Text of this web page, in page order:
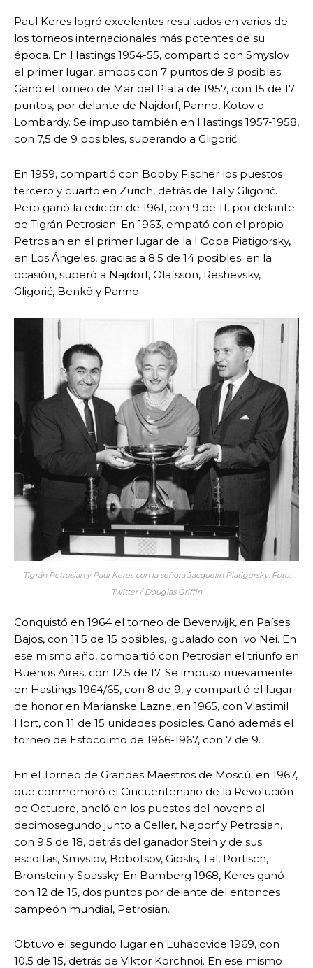
Paul Keres logró excelentes resultados en varios de
los torneos internacionales más potentes de su
época. En Hastings 1954-55, compartió con Smyslov
el primer lugar, ambos con 7 puntos de 9 posibles.
Ganó el torneo de Mar del Plata de 1957, con 15 de 17
puntos, por delante de Najdorf, Panno, Kotov o
Lombardy. Se impuso también en Hastings 1957-1958,
con 7,5 de 9 posibles, superando a Gligorić.
En 1959, compartió con Bobby Fischer los puestos
tercero y cuarto en Zürich, detrás de Tal y Gligorić.
Pero ganó la edición de 1961, con 9 de 11, por delante
de Tigrán Petrosian. En 1963, empató con el propio
Petrosian en el primer lugar de la I Copa Piatigorsky,
en Los Ángeles, gracias a 8.5 de 14 posibles; en la
ocasión, superó a Najdorf, Olafsson, Reshevsky,
Gligorić, Benkö y Panno.
Tigrán Petrosian y Paul Keres con la señora Jacquelin Piatigorsky. Foto:
Twitter / Douglas Griffin
Conquistó en 1964 el torneo de Beverwijk, en Países
Bajos, con 11.5 de 15 posibles, igualado con Ivo Nei. En
ese mismo año, compartió con Petrosian el triunfo en
Buenos Aires, con 12.5 de 17. Se impuso nuevamente
en Hastings 1964/65, con 8 de 9, y compartió el lugar
de honor en Marianske Lazne, en 1965, con Vlastimil
Hort, con 11 de 15 unidades posibles. Ganó además el
torneo de Estocolmo de 1966-1967, con 7 de 9.
En el Torneo de Grandes Maestros de Moscú, en 1967,
que conmemoró el Cincuentenario de la Revolución
de Octubre, ancló en los puestos del noveno al
decimosegundo junto a Geller, Najdorf y Petrosian,
con 9.5 de 18, detrás del ganador Stein y de sus
escoltas, Smyslov, Bobotsov, Gipslis, Tal, Portisch,
Bronstein y Spassky. En Bamberg 1968, Keres ganó
con 12 de 15, dos puntos por delante del entonces
campeón mundial, Petrosian.
Obtuvo el segundo lugar en Luhacovice 1969, con
10.5 de 15, detrás de Viktor Korchnoi. En ese mismo